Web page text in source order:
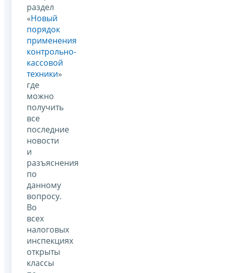
раздел
«Новый
порядок
применения
контрольно-
кассовой
техники»
где
можно
получить
все
последние
новости
и
разъяснения
по
данному
вопросу.
Во
всех
налоговых
инспекциях
открыты
классы